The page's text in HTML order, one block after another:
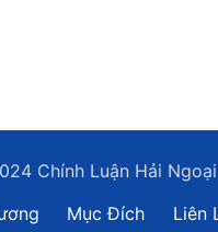
Chính Luận Hải Ngoại
Mục Đích Liên